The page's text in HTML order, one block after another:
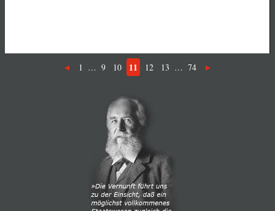
1 … 9 10 11 12 13 … 74